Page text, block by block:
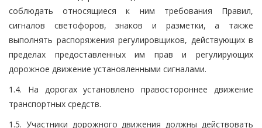
соблюдать относящиеся к ним требования Правил,
сигналов светофоров, знаков и разметки, а также
выполнять распоряжения регулировщиков, действующих в
пределах предоставленных им прав и регулирующих
дорожное движение установленными сигналами.
1.4. На дорогах установлено правостороннее движение
транспортных средств.
1.5. Участники дорожного движения должны действовать